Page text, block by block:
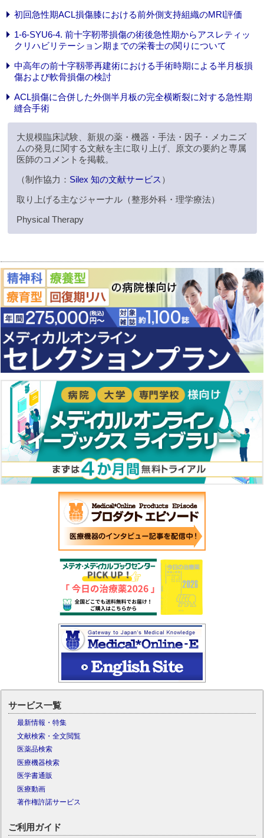
初回急性期ACL損傷膝における前外側支持組織のMRI評価
1-6-SYU6-4. 前十字靭帯損傷の術後急性期からアスレティッ
クリハビリテーション期までの栄養士の関りについて
中高年の前十字靱帯再建術における手術時期による半月板損
傷および軟骨損傷の検討
ACL損傷に合併した外側半月板の完全横断裂に対する急性期
縫合手術
大規模臨床試験、新規の薬・機器・手法・因子・メカニズ
ムの発見に関する文献を主に取り上げ、原文の要約と専属
医師のコメントを掲載。
（制作協力： Silex 知の文献サービス ）
取り上げる主なジャーナル（整形外科・理学療法）
Physical Therapy
サービス一覧
最新情報・特集
文献検索・全文閲覧
医薬品検索
医療機器検索
医学書通販
医療動画
著作権許諾サービス
ご利用ガイド